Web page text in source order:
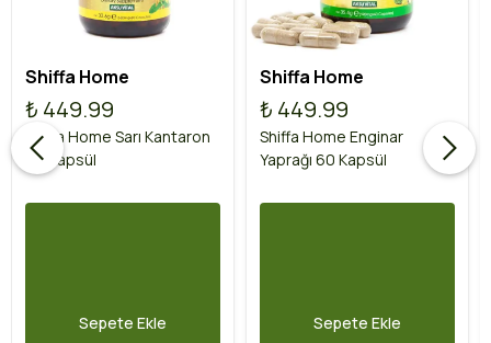
Shiffa Home
₺ 449.99
Shiffa Home Sarı Kantaron
60 Kapsül
Sepete Ekle
Shiffa Home
₺ 449.99
Shiffa Home Enginar
Yaprağı 60 Kapsül
Sepete Ekle